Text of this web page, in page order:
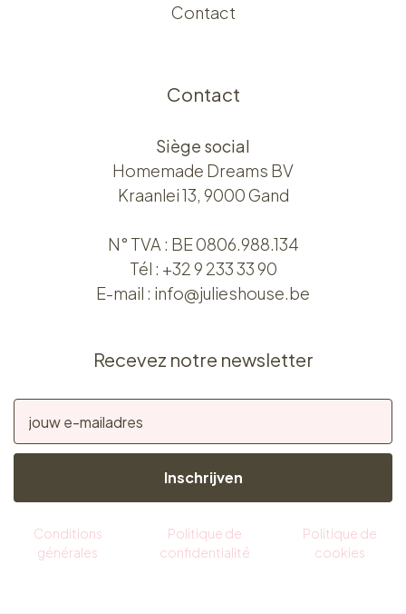
Contact
Contact
Siège social
Homemade Dreams BV
Kraanlei 13, 9000 Gand
N° TVA : BE 0806.988.134
Tél : +32 9 233 33 90
E-mail : info@julieshouse.be
Recevez notre newsletter
Inschrijven
Conditions
générales
Politique de
confidentialité
Politique de
cookies